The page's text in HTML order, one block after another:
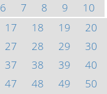
6 7 8 9
10
17 18 19
20
27 28 29
30
37 38 39
40
47 48 49
50